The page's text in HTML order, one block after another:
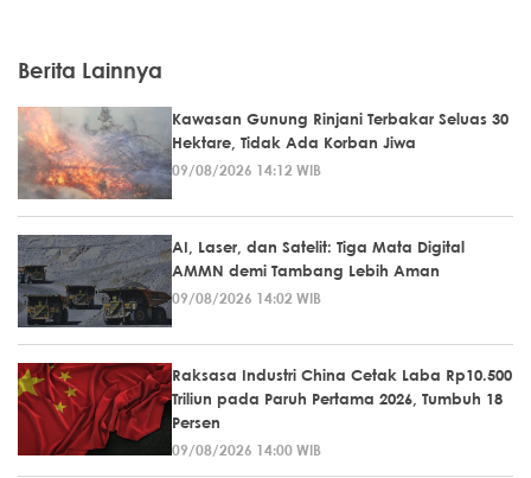
Berita Lainnya
Kawasan Gunung Rinjani Terbakar Seluas 30
Hektare, Tidak Ada Korban Jiwa
09/08/2026 14:12 WIB
AI, Laser, dan Satelit: Tiga Mata Digital
AMMN demi Tambang Lebih Aman
09/08/2026 14:02 WIB
Raksasa Industri China Cetak Laba Rp10.500
Triliun pada Paruh Pertama 2026, Tumbuh 18
Persen
09/08/2026 14:00 WIB